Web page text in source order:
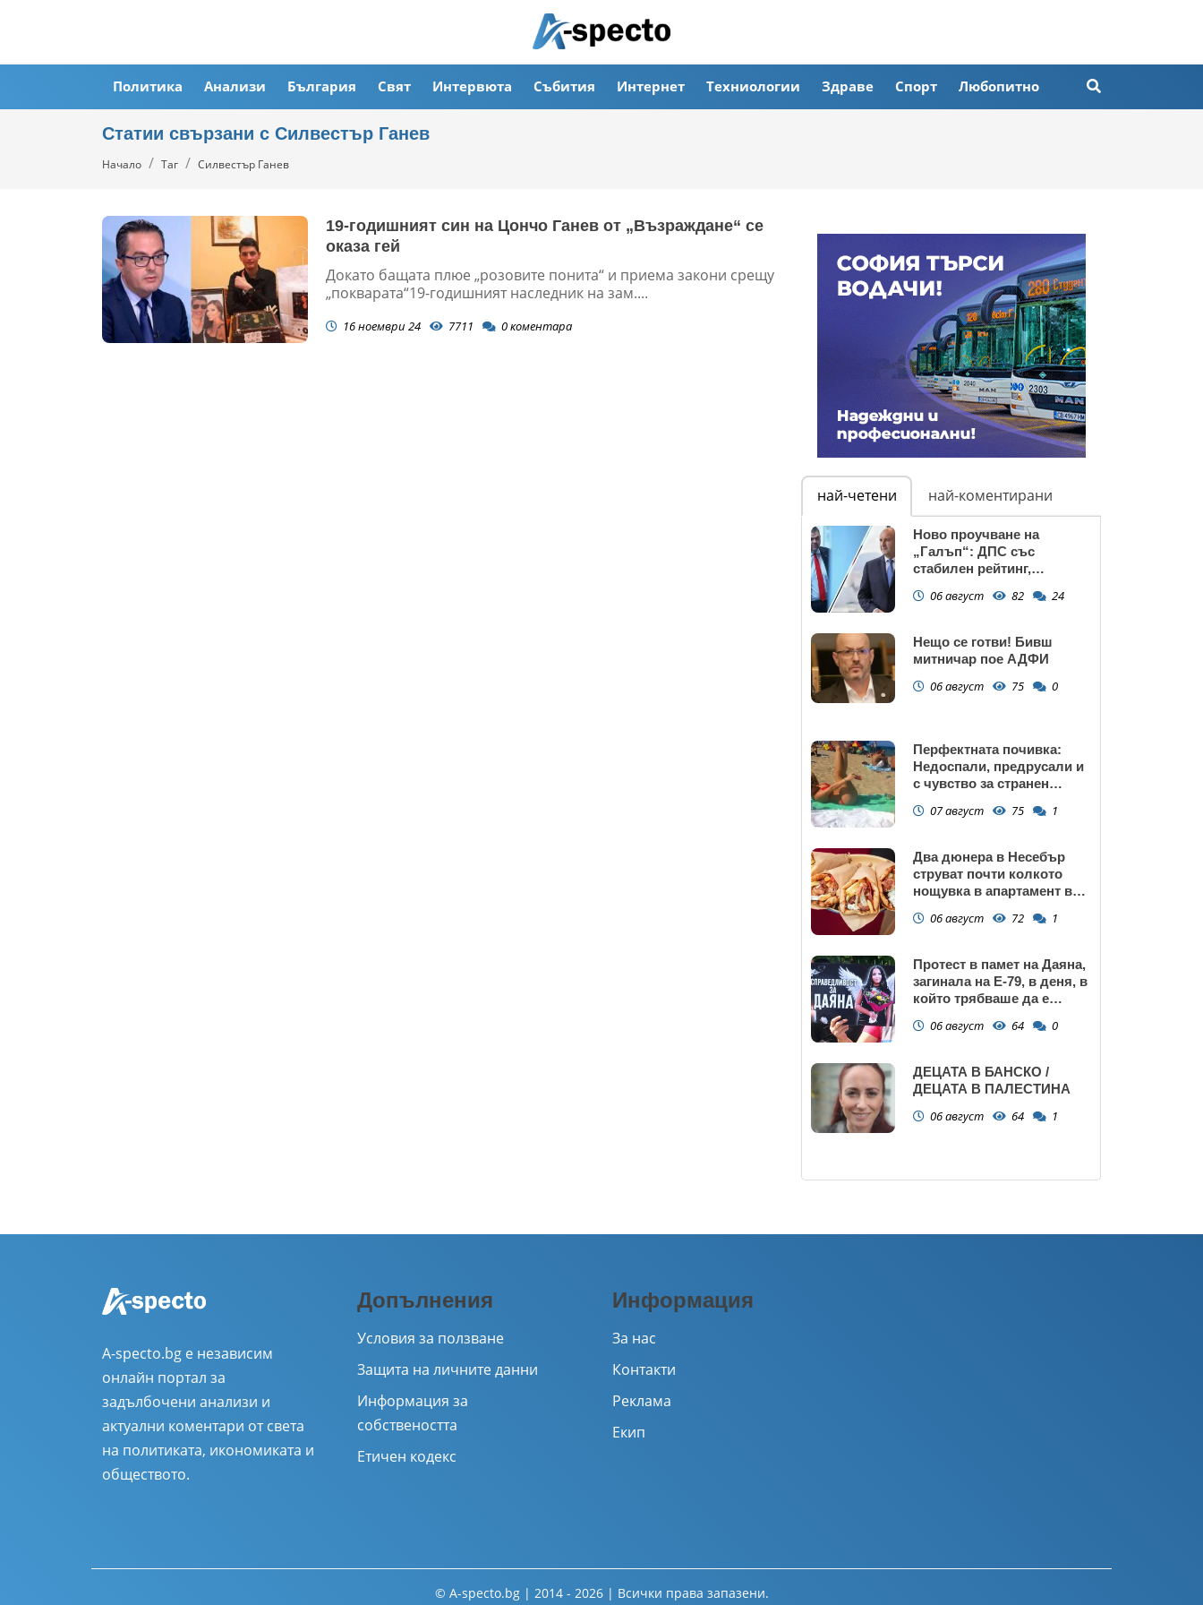
Политика Анализи България Свят Интервюта Събития Интернет Техниологии Здраве Спорт Любопитно
Статии свързани с Силвестър Ганев
Начало Таг Силвестър Ганев
19-годишният син на Цончо Ганев от „Възраждане“ се
оказа гей
Докато бащата плюе „розовите понита“ и приема закони срещу
„покварата“19-годишният наследник на зам....
16 ноември 24 7711 0коментара
най-четени най-коментирани
Ново проучване на
„Галъп“: ДПС със
стабилен рейтинг,
запазва
06 август 82 24
Нещо се готви! Бивш
митничар пое АДФИ
06 август 75 0
Перфектната почивка:
Недоспали, предрусали и
с чувство за странен
07 август 75 1
Два дюнера в Несебър
струват почти колкото
нощувка в апартамент в
06 август 72 1
Протест в памет на Даяна,
загинала на Е-79, в деня, в
който трябваше да е
06 август 64 0
ДЕЦАТА В БАНСКО /
ДЕЦАТА В ПАЛЕСТИНА
06 август 64 1
A-specto.bg е независим
онлайн портал за
задълбочени анализи и
актуални коментари от света
на политиката, икономиката и
обществото.
Допълнения
Условия за ползване
Защита на личните данни
Информация за
собствеността
Етичен кодекс
Информация
За нас
Контакти
Реклама
Екип
© A-specto.bg | 2014 - 2026 | Всички права запазени.